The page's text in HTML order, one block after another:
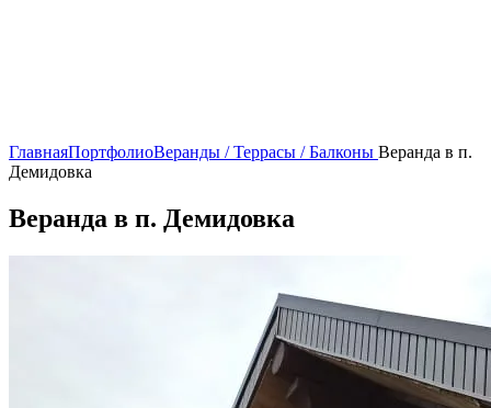
ГлавнаяПортфолиоВеранды / Террасы / Балконы Веранда в п.
Демидовка
Веранда в п. Демидовка